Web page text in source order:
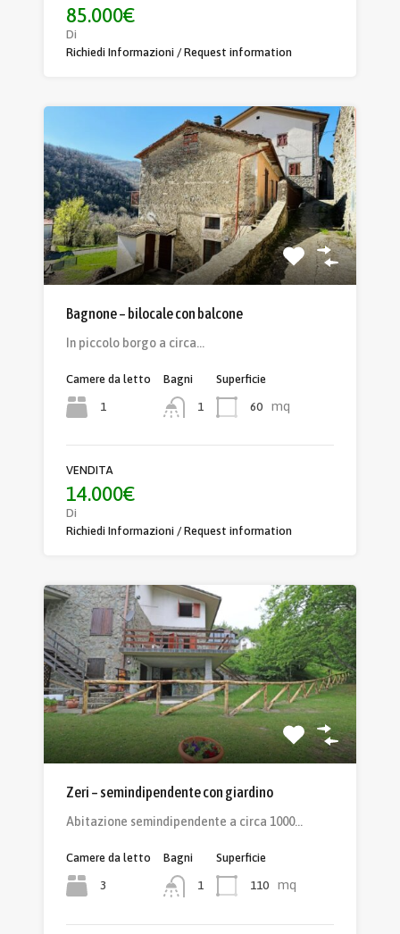
85.000€
Di
Richiedi Informazioni / Request information
Bagnone – bilocale con balcone
In piccolo borgo a circa…
Camere da letto
1
Bagni
1
Superficie
60 mq
VENDITA
14.000€
Di
Richiedi Informazioni / Request information
Zeri – semindipendente con giardino
Abitazione semindipendente a circa 1000…
Camere da letto
3
Bagni
1
Superficie
110 mq